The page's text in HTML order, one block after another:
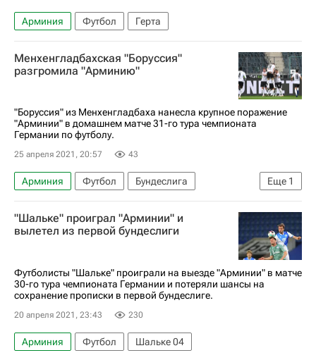
Арминия Футбол Герта
Менхенгладбахская "Боруссия"
разгромила "Арминию"
"Боруссия" из Менхенгладбаха нанесла крупное поражение
"Арминии" в домашнем матче 31-го тура чемпионата
Германии по футболу.
25 апреля 2021, 20:57 43
Еще 1
Арминия Футбол
Бундеслига
"Боруссия" (Менхенгладбах)
"Шальке" проиграл "Арминии" и
вылетел из первой бундеслиги
Футболисты "Шальке" проиграли на выезде "Арминии" в матче
30-го тура чемпионата Германии и потеряли шансы на
сохранение прописки в первой бундеслиге.
20 апреля 2021, 23:43 230
Арминия Футбол Шальке 04